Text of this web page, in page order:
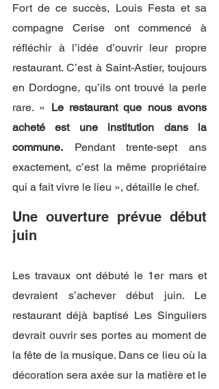
Fort de ce succès, Louis Festa et sa
compagne Cerise ont commencé à
réfléchir à l’idée d’ouvrir leur propre
restaurant. C’est à Saint-Astier, toujours
en Dordogne, qu’ils ont trouvé la perle
rare. « Le restaurant que nous avons
acheté est une institution dans la
commune. Pendant trente-sept ans
exactement, c’est la même propriétaire
qui a fait vivre le lieu », détaille le chef.
Une ouverture prévue début
juin
Les travaux ont débuté le 1er mars et
devraient s’achever début juin. Le
restaurant déjà baptisé Les Singuliers
devrait ouvrir ses portes au moment de
la fête de la musique. Dans ce lieu où la
décoration sera axée sur la matière et le